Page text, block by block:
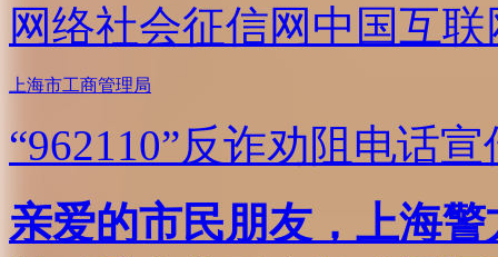
网络社会征信网 中国互
上海市工商管理局
“962110”反诈劝阻电话宣
亲爱的市民朋友，上海